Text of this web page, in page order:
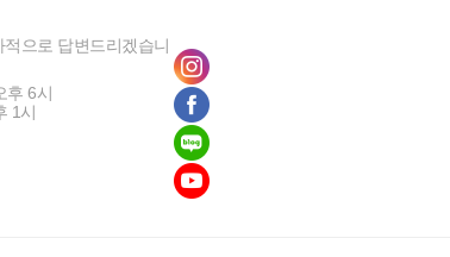
으로 답변드리겠습니
후 6시
1시